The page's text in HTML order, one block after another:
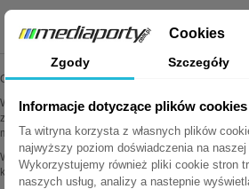
Oferujemy najwyższej jakości mediaporty
Wszystkie oferowane przez nas produkty są
zapewniamy fachową pomoc techniczną i
montażu.
Wiele produktów można konfigurować wg
kontaktu z działem obsługi klienta po więcej
Cookies
Zgody Szczegóły
Informacje dotyczące plików cookies
Ta witryna korzysta z własnych plików
najwyższy poziom doświadczenia na
Wykorzystujemy również pliki cookie stron
naszych usług, analizy a nastepnie